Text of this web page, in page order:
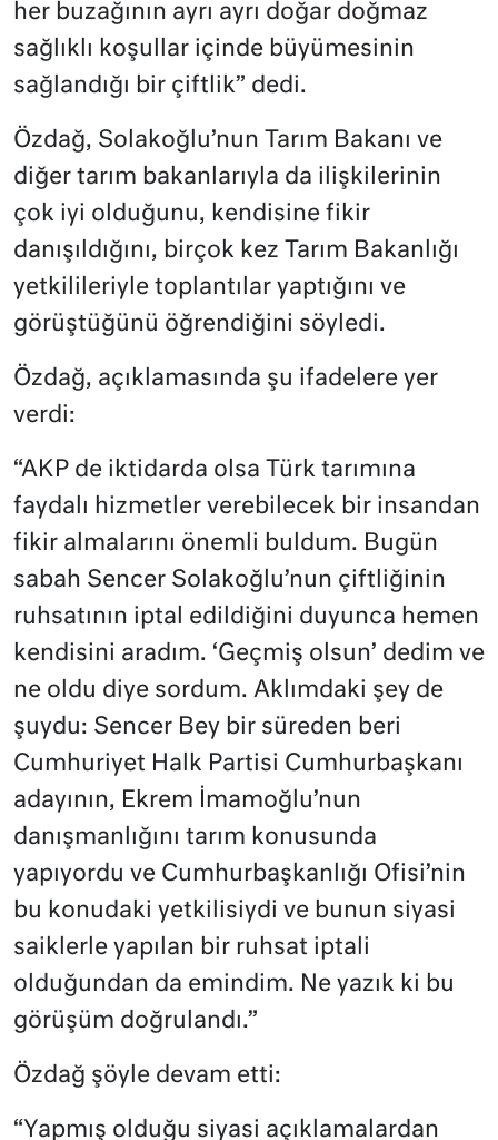
her buzağının ayrı ayrı doğar doğmaz
sağlıklı koşullar içinde büyümesinin
sağlandığı bir çiftlik” dedi.
Özdağ, Solakoğlu’nun Tarım Bakanı ve
diğer tarım bakanlarıyla da ilişkilerinin
çok iyi olduğunu, kendisine fikir
danışıldığını, birçok kez Tarım Bakanlığı
yetkilileriyle toplantılar yaptığını ve
görüştüğünü öğrendiğini söyledi.
Özdağ, açıklamasında şu ifadelere yer
verdi:
“AKP de iktidarda olsa Türk tarımına
faydalı hizmetler verebilecek bir insandan
fikir almalarını önemli buldum. Bugün
sabah Sencer Solakoğlu’nun çiftliğinin
ruhsatının iptal edildiğini duyunca hemen
kendisini aradım. ‘Geçmiş olsun’ dedim ve
ne oldu diye sordum. Aklımdaki şey de
şuydu: Sencer Bey bir süreden beri
Cumhuriyet Halk Partisi Cumhurbaşkanı
adayının, Ekrem İmamoğlu’nun
danışmanlığını tarım konusunda
yapıyordu ve Cumhurbaşkanlığı Ofisi’nin
bu konudaki yetkilisiydi ve bunun siyasi
saiklerle yapılan bir ruhsat iptali
olduğundan da emindim. Ne yazık ki bu
görüşüm doğrulandı.”
Özdağ şöyle devam etti:
“Yapmış olduğu siyasi açıklamalardan